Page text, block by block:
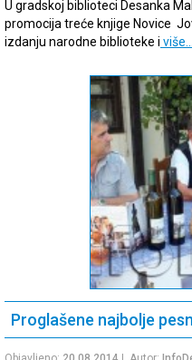
U gradskoj biblioteci Desanka
promocija treće knjige Novice
izdanju narodne biblioteke i više…
Proglašene najbolje